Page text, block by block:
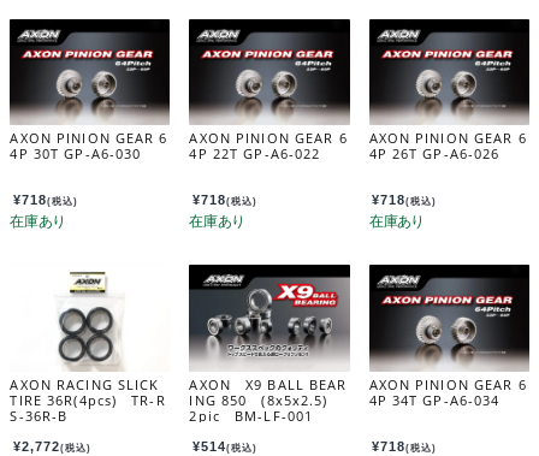
AXON PINION GEAR 6
4P 30T GP-A6-030
¥718(税込)
AXON PINION GEAR 6
4P 22T GP-A6-022
¥718(税込)
AXON PINION GEAR 6
4P 26T GP-A6-026
¥718(税込)
AXON RACING SLICK
TIRE 36R(4pcs) TR-R
S-36R-B
¥2,772(税込)
AXON X9 BALL BEAR
ING 850 (8x5x2.5)
2pic BM-LF-001
¥514(税込)
AXON PINION GEAR 6
4P 34T GP-A6-034
¥718(税込)